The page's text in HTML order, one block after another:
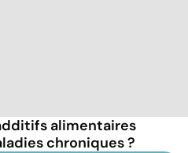
alimentaires
chroniques ?